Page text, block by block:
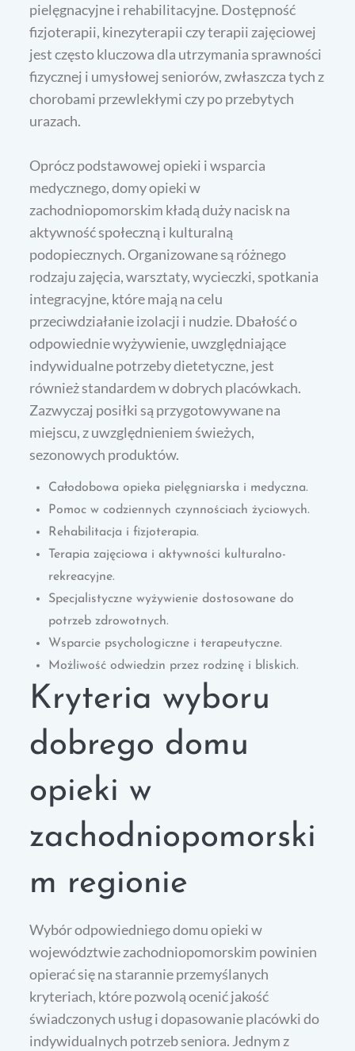
pielęgnacyjne i rehabilitacyjne. Dostępność
fizjoterapii, kinezyterapii czy terapii zajęciowej
jest często kluczowa dla utrzymania sprawności
fizycznej i umysłowej seniorów, zwłaszcza tych z
chorobami przewlekłymi czy po przebytych
urazach.
Oprócz podstawowej opieki i wsparcia
medycznego, domy opieki w
zachodniopomorskim kładą duży nacisk na
aktywność społeczną i kulturalną
podopiecznych. Organizowane są różnego
rodzaju zajęcia, warsztaty, wycieczki, spotkania
integracyjne, które mają na celu
przeciwdziałanie izolacji i nudzie. Dbałość o
odpowiednie wyżywienie, uwzględniające
indywidualne potrzeby dietetyczne, jest
również standardem w dobrych placówkach.
Zazwyczaj posiłki są przygotowywane na
miejscu, z uwzględnieniem świeżych,
sezonowych produktów.
Całodobowa opieka pielęgniarska i medyczna.
Pomoc w codziennych czynnościach życiowych.
Rehabilitacja i fizjoterapia.
Terapia zajęciowa i aktywności kulturalno-
rekreacyjne.
Specjalistyczne wyżywienie dostosowane do
potrzeb zdrowotnych.
Wsparcie psychologiczne i terapeutyczne.
Możliwość odwiedzin przez rodzinę i bliskich.
Kryteria wyboru
dobrego domu
opieki w
zachodniopomorski
m regionie
Wybór odpowiedniego domu opieki w
województwie zachodniopomorskim powinien
opierać się na starannie przemyślanych
kryteriach, które pozwolą ocenić jakość
świadczonych usług i dopasowanie placówki do
indywidualnych potrzeb seniora. Jednym z